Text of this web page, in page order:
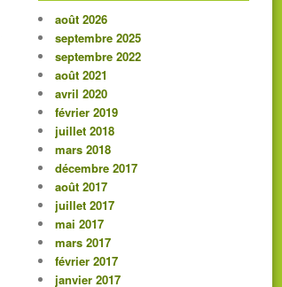
août 2026
septembre 2025
septembre 2022
août 2021
avril 2020
février 2019
juillet 2018
mars 2018
décembre 2017
août 2017
juillet 2017
mai 2017
mars 2017
février 2017
janvier 2017